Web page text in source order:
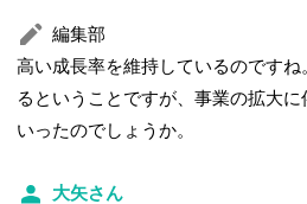
編集部
高い成長率を維持しているのです
るということですが、事業の拡大
いったのでしょうか。
大矢さん